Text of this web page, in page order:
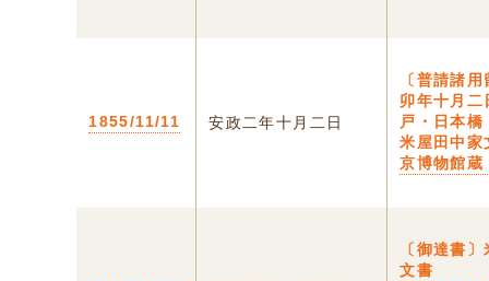
1855/11/11 安政二年十月二日
〔普請諸
卯年十月二
戸・日本
米屋田中家
京博物館蔵
〔御達書
文書